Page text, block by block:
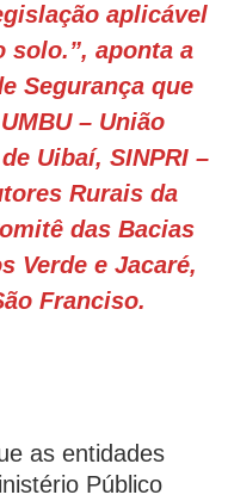
aplicável
solo.”, aponta a
Segurança que
– União
Uibaí, SINPRI –
Rurais da
das Bacias
Verde e Jacaré,
Franciso.
as entidades
Público